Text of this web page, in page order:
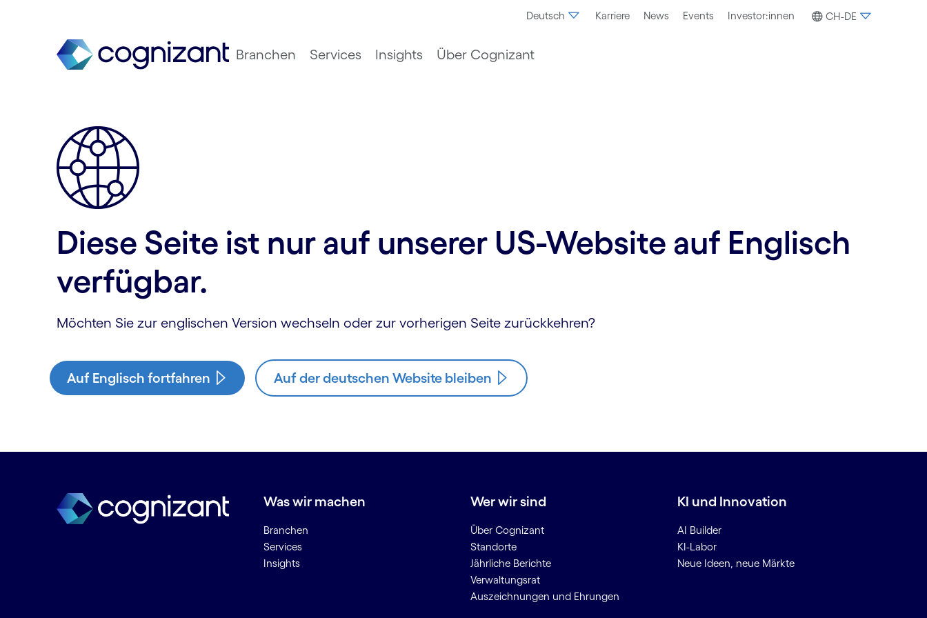
Deutsch Karriere News Events Investor:innen CH-DE
Branchen Services Insights Über Cognizant
Diese Seite ist nur auf unserer US-Website auf Englisch
verfügbar.
Möchten Sie zur englischen Version wechseln oder zur vorherigen Seite zurückkehren?
Auf Englisch fortfahren Auf der deutschen Website bleiben
Was wir machen
Branchen
Services
Insights
Wer wir sind
Über Cognizant
Standorte
Jährliche Berichte
Verwaltungsrat
Auszeichnungen und Ehrungen
KI und Innovation
AI Builder
KI-Labor
Neue Ideen, neue Märkte